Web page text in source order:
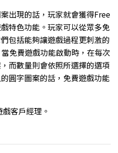
出現的話，玩家就會獲得Free
特色功能。玩家可以從眾多免
包括能夠讓遊戲過程更刺激的
免費遊戲功能啟動時，在每次
而數量則會依照所選擇的選項
圓字圖案的話，免費遊戲功能
客戶經理。